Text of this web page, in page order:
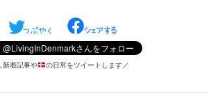
新着記事や の日常をツイートします／